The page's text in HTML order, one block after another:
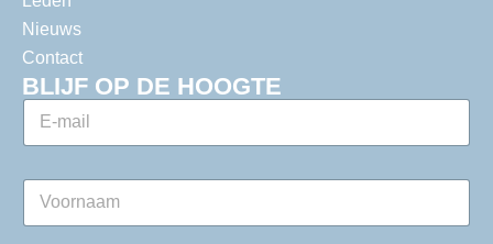
Nieuws
Contact
BLIJF OP DE HOOGTE
m
o